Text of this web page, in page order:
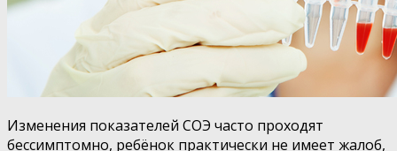
Изменения показателей СОЭ часто проходят
бессимптомно, ребёнок практически не имеет жалоб,